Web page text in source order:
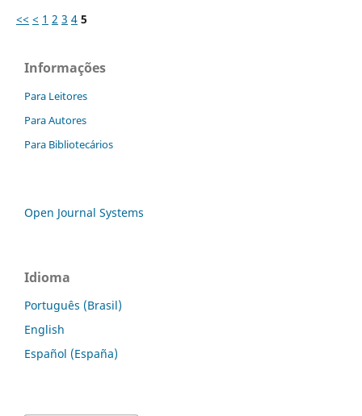
<< < 1 2 3 4 5
Informações
Para Leitores
Para Autores
Para Bibliotecários
Open Journal Systems
Idioma
Português (Brasil)
English
Español (España)